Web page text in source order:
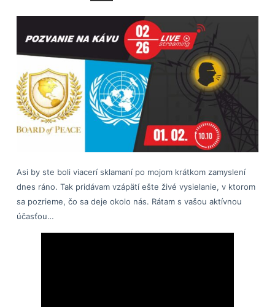
Asi by ste boli viacerí sklamaní po mojom krátkom zamyslení
dnes ráno. Tak pridávam vzápätí ešte živé vysielanie, v ktorom
sa pozrieme, čo sa deje okolo nás. Rátam s vašou aktívnou
účasťou…